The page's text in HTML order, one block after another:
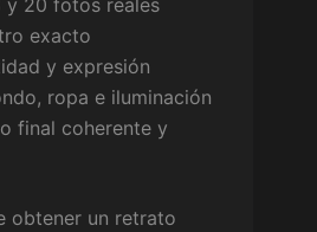
y 20 fotos reales
exacto
y expresión
ropa e iluminación
final coherente y
obtener un retrato